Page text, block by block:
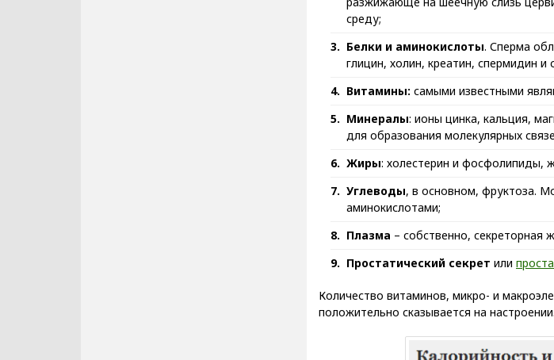
среду;
Белки и аминокислоты. Сперма
глицин, холин, креатин, спермидин и
Витамины: самыми известными
Минералы: ионы цинка, кальция,
для образования молекулярных
Жиры: холестерин и фосфолипиды,
Углеводы, в основном, фруктоза.
аминокислотами;
Плазма – собственно, секреторная
Простатический секрет или
Количество витаминов, микро- и
положительно сказывается на настроении.